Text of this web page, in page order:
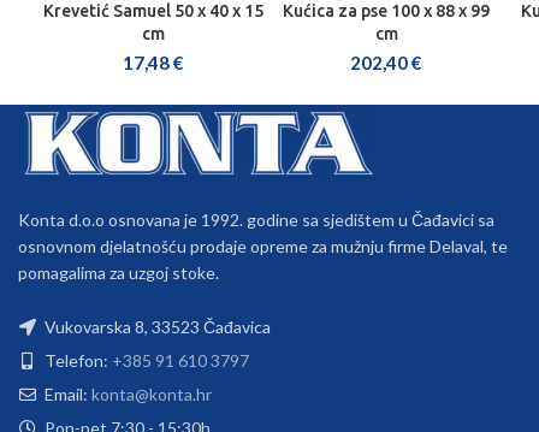
Krevetić Samuel 50 x 40 x 15
cm
17,48€
Kućica za pse 100 x 88 x 99
cm
202,40€
Konta d.o.o osnovana je 1992. godine sa sjedištem u Čađavici sa
osnovnom djelatnošću prodaje opreme za mužnju firme Delaval, te
pomagalima za uzgoj stoke.
Vukovarska 8, 33523 Čađavica
Telefon: +385 91 610 3797
Email: konta@konta.hr